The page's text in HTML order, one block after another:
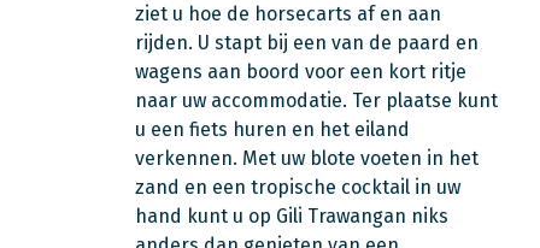
ziet u hoe de horsecarts af en aan
rijden. U stapt bij een van de paard en
wagens aan boord voor een kort ritje
naar uw accommodatie. Ter plaatse kunt
u een fiets huren en het eiland
verkennen. Met uw blote voeten in het
zand en een tropische cocktail in uw
hand kunt u op Gili Trawangan niks